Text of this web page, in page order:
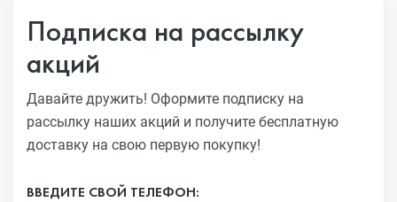
Подписка на рассылку
акций
Давайте дружить! Оформите подписку на
рассылку наших акций и получите бесплатную
доставку на свою первую покупку!
ВВЕДИТЕ СВОЙ ТЕЛЕФОН: